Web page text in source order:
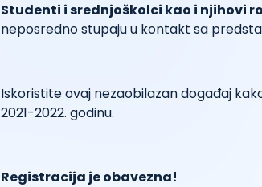
Studenti i srednjoškolci kao i njihovi
neposredno stupaju u kontakt sa
Iskoristite ovaj nezaobilazan događaj
2021-2022. godinu.
Registracija je obavezna!